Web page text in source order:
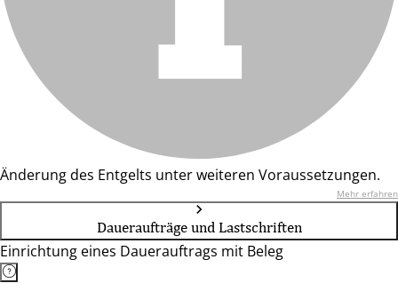
Änderung des Entgelts unter weiteren Voraussetzungen.
Mehr erfahren
Daueraufträge und Lastschriften
Einrichtung eines Dauerauftrags mit Beleg